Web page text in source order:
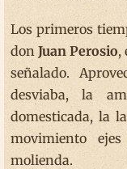
Los primeros
donJuan Perosio,
señalado.
desviaba, la
domesticada, la
movimiento
molienda.